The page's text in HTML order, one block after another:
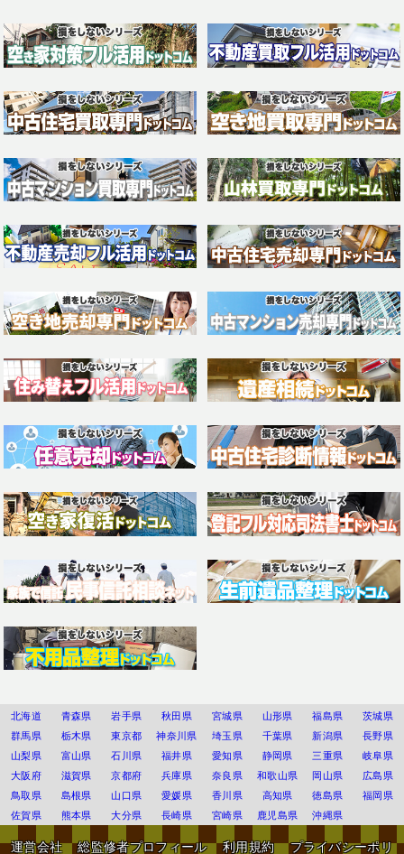
北海道 青森県 岩手県 秋田県 宮城県 山形県 福島県
茨城県
群馬県
栃木県 東京都 神奈川県 埼玉県 千葉県 新潟県
長野県
山梨県
富山県 石川県 福井県 愛知県 静岡県 三重県
岐阜県
大阪府
滋賀県 京都府 兵庫県 奈良県 和歌山県 岡山県
広島県
鳥取県
島根県 山口県 愛媛県 香川県 高知県 徳島県
福岡県
佐賀県
熊本県 大分県 長崎県 宮崎県 鹿児島県 沖縄県
運営会社 総監修者プロフィール 利用規約 プライバシーポリ